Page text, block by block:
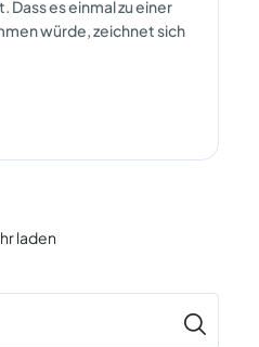
es einmal zu einer
würde, zeichnet sich
laden